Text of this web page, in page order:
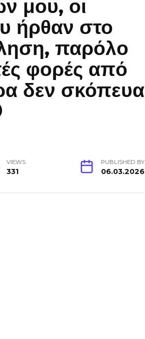
μου, οι
ήρθαν στο
παρόλο
φορές από
δεν σκόπευα
VIEWS
331
PUBLISHED BY
06.03.2026